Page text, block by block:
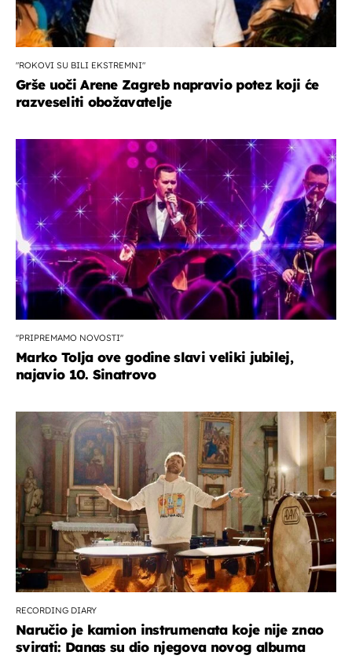
"ROKOVI SU BILI EKSTREMNI"
Grše uoči Arene Zagreb napravio potez koji će
razveseliti obožavatelje
''PRIPREMAMO NOVOSTI''
Marko Tolja ove godine slavi veliki jubilej,
najavio 10. Sinatrovo
RECORDING DIARY
Naručio je kamion instrumenata koje nije znao
svirati: Danas su dio njegova novog albuma